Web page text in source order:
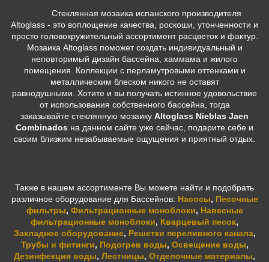
Стеклянная мозаика испанского производителя
Altoglass - это воплощение качества, роскоши, утонченности и
просто головокружительный ассортимент расцветок и фактур.
Мозаика Altoglass поможет создать индивидуальный и
неповторимый дизайн бассейна, хаммама и жилого
помещения. Коллекции с перламутровыми оттенками и
металлическим блеском никого не оставят
равнодушными. Хотите и вы получать истинное удовольствие
от использования собственного бассейна, тогда
заказывайте стеклянную мозаику Altoglass Nieblas Jaen
Combinados на данном сайте уже сейчас, подарите себе и
своим близким незабываемые ощущения и приятный отдых.
Также в нашем ассортименте Вы можете найти и подобрать
различное оборудование для Бассейнов: Насосы, Песочные
фильтры, Фильтрационные моноблоки, Навесные
фильтрационные моноблоки, Кварцевый песок,
Закладное оборудование, Решетки переливного канала,
Трубы и фитинги, Подогрев воды, Освещение воды,
Дезинфекция воды, Лестницы, Отделочные материалы,